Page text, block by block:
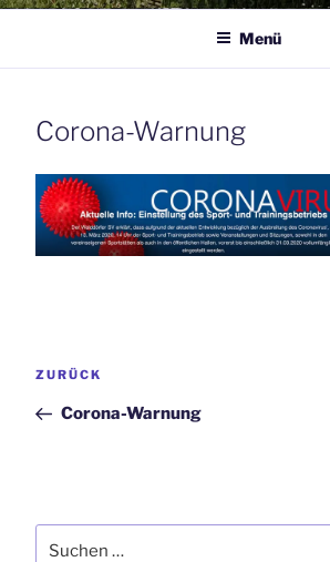
Menü
Corona-Warnung
Vorheriger
ZURÜCK
Corona-Warnung